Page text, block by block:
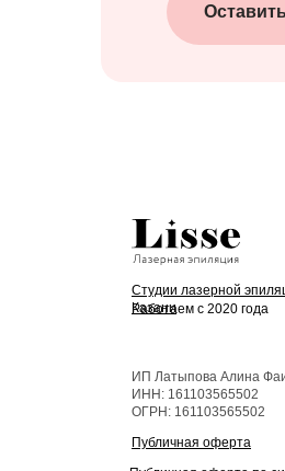
Студии лазерной
Казани
Публичная оферта
Работаем с 2020 года
ИП Латыпова Алина
ИНН: 161103565502
ОГРН: 161103565502